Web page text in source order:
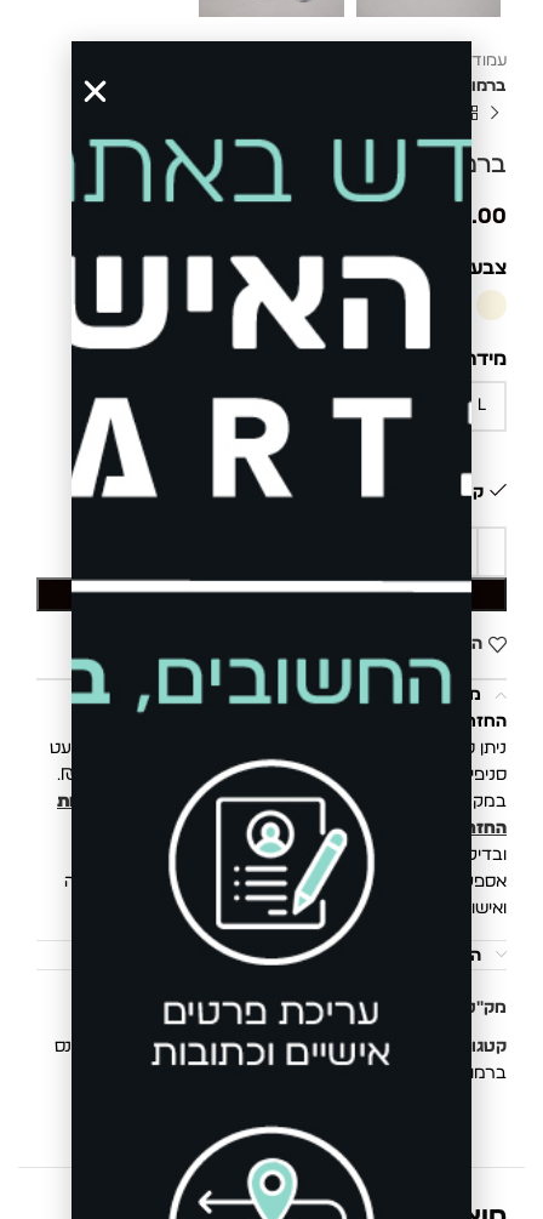
עמוד הבית
ברמודה וופל 811469
ברמודה וופל 811469
199.00
צבע CREAM
מידה
קיים במלאי
הוספה לסל
הוסף לרשימת המשאלות
משלוחים והחזרות
החזרת פריטים הינה פשוטה, קלה ונוחה.
ניתן להחליף/להחזיר את הפריט בכל סניפי רשת בוגארט (למעט
סניפי Outlet) או באמצעות איסוף ע״י שליח בעלות של 20 ₪.
במקרה של החזרת פריט, תקבלו זיכוי כספי בהתאם ל
מדיניות
החזרות והחלפות . החזר כספי יושלם לאחר קבלת הפריטים
ובדיקתם במשרדינו.
אספקת המשלוח הינה 3 עד 10 ימי עסקים מיום ביצוע העסקה
ואישור חברת האשראי.
הוראות כביסה
מק"ט: 811470364L
קטגוריות: ,
New Collection
, ג'ינסים ומכנסיים
מכנס
ברמודה לגבר